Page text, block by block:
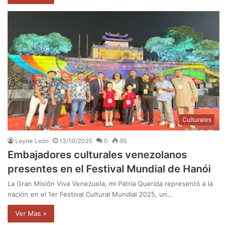
Culturales
Leyne León 13/10/2025 0 95
Embajadores culturales venezolanos
presentes en el Festival Mundial de Hanói
La Gran Misión Viva Venezuela, mi Patria Querida representó a la
nación en el 1er Festival Cultural Mundial 2025, un…
Ver Mas »